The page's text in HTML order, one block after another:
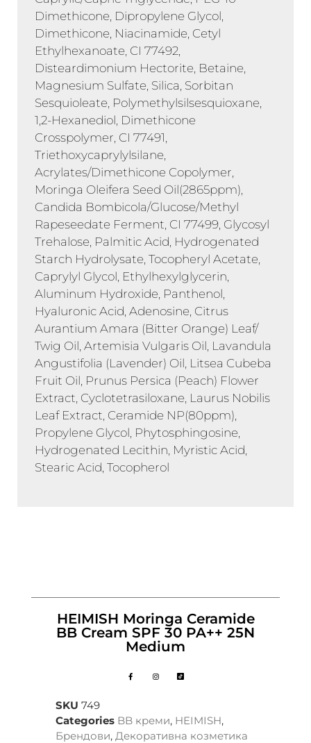
Dimethicone, Dipropylene Glycol,
Dimethicone, Niacinamide, Cetyl
Ethylhexanoate, CI 77492,
Disteardimonium Hectorite, Betaine,
Magnesium Sulfate, Silica, Sorbitan
Sesquioleate, Polymethylsilsesquioxane,
1,2-Hexanediol, Dimethicone
Crosspolymer, CI 77491,
Triethoxycaprylylsilane,
Acrylates/Dimethicone Copolymer,
Moringa Oleifera Seed Oil(2865ppm),
Candida Bombicola/Glucose/Methyl
Rapeseedate Ferment, CI 77499, Glycosyl
Trehalose, Palmitic Acid, Hydrogenated
Starch Hydrolysate, Tocopheryl Acetate,
Caprylyl Glycol, Ethylhexylglycerin,
Aluminum Hydroxide, Panthenol,
Hyaluronic Acid, Adenosine, Citrus
Aurantium Amara (Bitter Orange) Leaf/
Twig Oil, Artemisia Vulgaris Oil, Lavandula
Angustifolia (Lavender) Oil, Litsea Cubeba
Fruit Oil, Prunus Persica (Peach) Flower
Extract, Cyclotetrasiloxane, Laurus Nobilis
Leaf Extract, Ceramide NP(80ppm),
Propylene Glycol, Phytosphingosine,
Hydrogenated Lecithin, Myristic Acid,
Stearic Acid, Tocopherol
HEIMISH Moringa Ceramide
BB Cream SPF 30 PA++ 25N
Medium
SKU 749
Categories BB креми, HEIMISH,
Брендови, Декоративна козметика